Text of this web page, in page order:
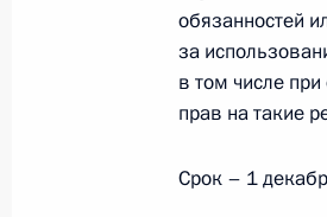
Перечень
28 мая 2024 года,
21 мая 2024
обязанностей
за
в том числе
прав на такие
Срок – 1